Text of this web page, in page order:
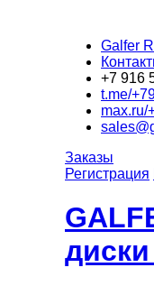
Galfer
+7 916
t.me/
max.ru/
Заказы
Регистрация